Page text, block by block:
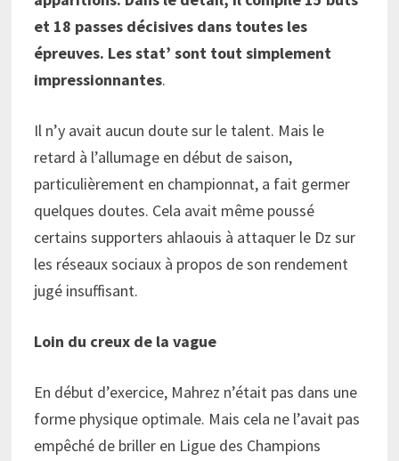
et 18 passes décisives dans toutes les
épreuves. Les stat’ sont tout simplement
impressionnantes.
Il n’y avait aucun doute sur le talent. Mais le
retard à l’allumage en début de saison,
particulièrement en championnat, a fait germer
quelques doutes. Cela avait même poussé
certains supporters ahlaouis à attaquer le Dz sur
les réseaux sociaux à propos de son rendement
jugé insuffisant.
Loin du creux de la vague
En début d’exercice, Mahrez n’était pas dans une
forme physique optimale. Mais cela ne l’avait pas
empêché de briller en Ligue des Champions